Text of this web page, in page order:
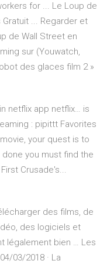
for ... Le Loup de
... Regarder et
de Wall Street en
sur (Youwatch,
des glaces film 2 »
netflix app netflix… is
: pipittt Favorites
your quest is to
you must find the
Crusade's...
des films, de
des logiciels et
légalement bien … Les
03/2018 · La